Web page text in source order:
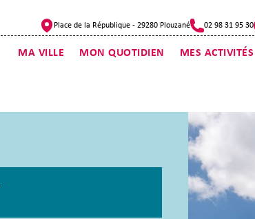
Place de la République - 29280 Plouzané 02 98 31 95 30
MA VILLE MON QUOTIDIEN MES ACTIVITÉS